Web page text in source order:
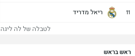
11 ריאל מדריד
לטבלה של לה ליגה
ראש בראש